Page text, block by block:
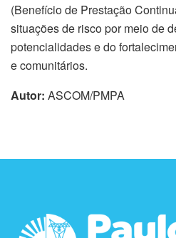
(Benefício de Prestação
situações de risco por meio de
potencialidades e do
e comunitários.
Autor: ASCOM/PMPA